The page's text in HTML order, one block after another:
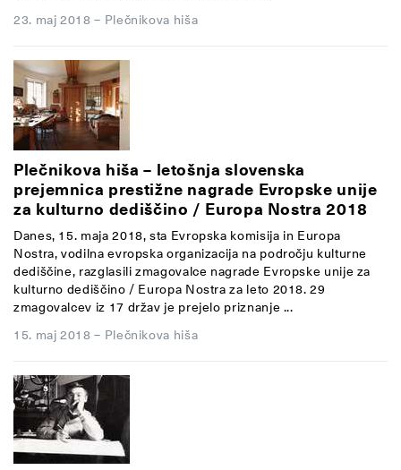
23. maj 2018 – Plečnikova hiša
Plečnikova hiša – letošnja slovenska
prejemnica prestižne nagrade Evropske unije
za kulturno dediščino / Europa Nostra 2018
Danes, 15. maja 2018, sta Evropska komisija in Europa
Nostra, vodilna evropska organizacija na področju kulturne
dediščine, razglasili zmagovalce nagrade Evropske unije za
kulturno dediščino / Europa Nostra za leto 2018.29
zmagovalcev iz 17 držav je prejelo priznanje ...
15. maj 2018 – Plečnikova hiša